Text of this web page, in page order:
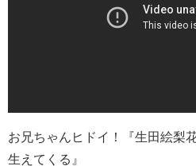
お兄ちゃんヒドイ！『生田絵梨
生えてくる』